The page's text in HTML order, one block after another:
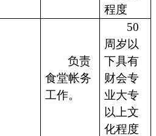
程度
负责
食堂帐务
工作。
50
周岁以
下具有
财会专
业大专
以上文
化程度